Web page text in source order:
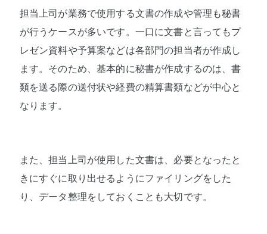
担当上司が業務で使用する文書の作成や管理も秘書
が行うケースが多いです。一口に文書と言ってもプ
レゼン資料や予算案などは各部門の担当者が作成し
ます。そのため、基本的に秘書が作成するのは、書
類を送る際の送付状や経費の精算書類などが中心と
なります。
また、担当上司が使用した文書は、必要となったと
きにすぐに取り出せるようにファイリングをした
り、データ整理をしておくことも大切です。